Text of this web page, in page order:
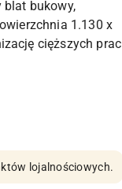
blat bukowy,
1.130 x
cięższych prac
lojalnościowych.